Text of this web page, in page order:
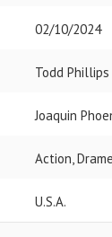
02/10/2024
Todd Phillips
Joaquin
Action,
U.S.A.